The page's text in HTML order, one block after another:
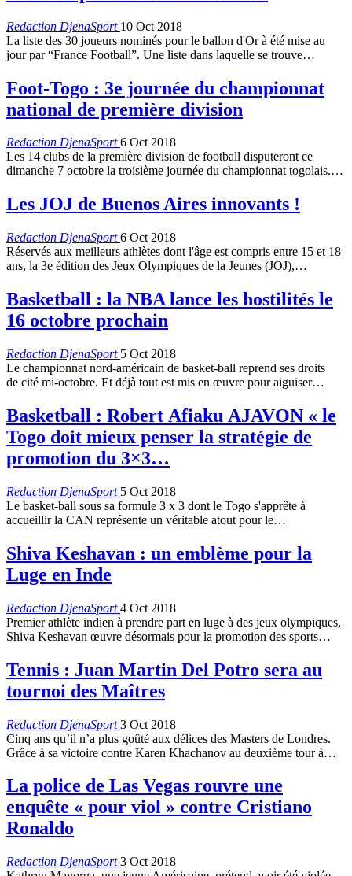
Redaction DjenaSport 10 Oct 2018
La liste des 30 joueurs nominés pour le ballon d'Or à été mise au
jour par “France Football”. Une liste dans laquelle se trouve…
Foot-Togo : 3e journée du championnat
national de première division
Redaction DjenaSport6 Oct 2018
Les 14 clubs de la première division de football disputeront ce
dimanche 7 octobre la troisième journée du championnat togolais.…
Les JOJ de Buenos Aires innovants !
Redaction DjenaSport6 Oct 2018
Réservés aux meilleurs athlètes dont l'âge est compris entre 15 et 18
ans, la 3e édition des Jeux Olympiques de la Jeunes (JOJ),…
Basketball : la NBA lance les hostilités le
16 octobre prochain
Redaction DjenaSport 5 Oct 2018
Le championnat nord-américain de basket-ball reprend ses droits
de cité mi-octobre. Et déjà tout est mis en œuvre pour aiguiser…
Basketball : Robert Afiaku AJAVON « le
Togo doit mieux penser la stratégie de
promotion du 3×3…
Redaction DjenaSport 5 Oct 2018
Le basket-ball sous sa formule 3 x 3 dont le Togo s'apprête à
accueillir la CAN représente un véritable atout pour le…
Shiva Keshavan : un emblème pour la
Luge en Inde
Redaction DjenaSport4 Oct 2018
Premier athlète indien à prendre part en luge à des jeux olympiques,
Shiva Keshavan œuvre désormais pour la promotion des sports…
Tennis : Juan Martin Del Potro sera au
tournoi des Maîtres
Redaction DjenaSport3 Oct 2018
Cinq ans qu’il n’a plus goûté aux délices des Masters de Londres.
Grâce à sa victoire contre Karen Khachanov au deuxième tour à…
La police de Las Vegas rouvre une
enquête « pour viol » contre Cristiano
Ronaldo
Redaction DjenaSport3 Oct 2018